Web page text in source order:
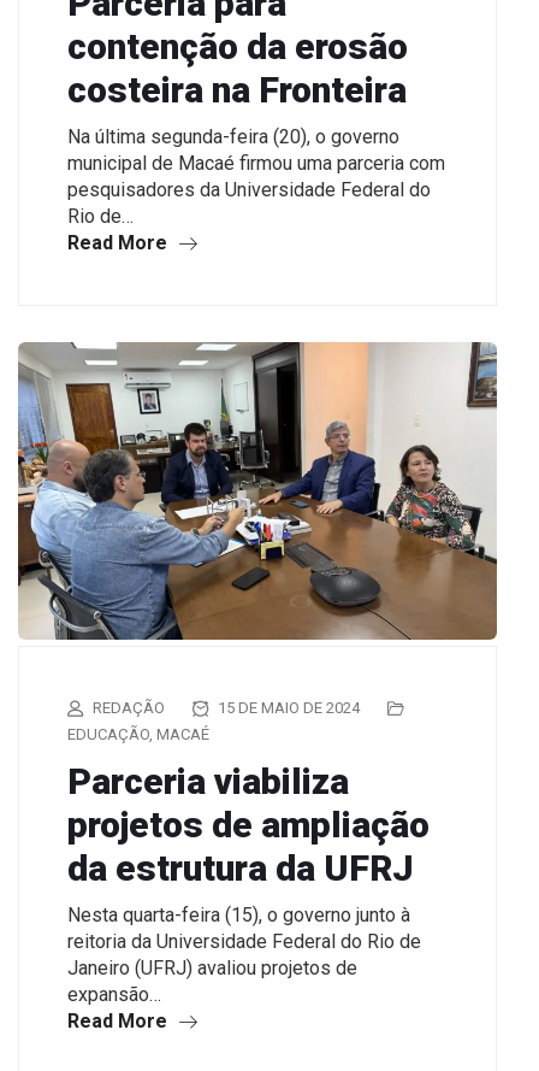
contenção da erosão
costeira na Fronteira
Na última segunda-feira (20), o governo
municipal de Macaé firmou uma parceria com
pesquisadores da Universidade Federal do
Rio de…
Read More
REDAÇÃO
15 DE MAIO DE 2024
EDUCAÇÃO, MACAÉ
Parceria viabiliza
projetos de ampliação
da estrutura da UFRJ
Nesta quarta-feira (15), o governo junto à
reitoria da Universidade Federal do Rio de
Janeiro (UFRJ) avaliou projetos de
expansão…
Read More